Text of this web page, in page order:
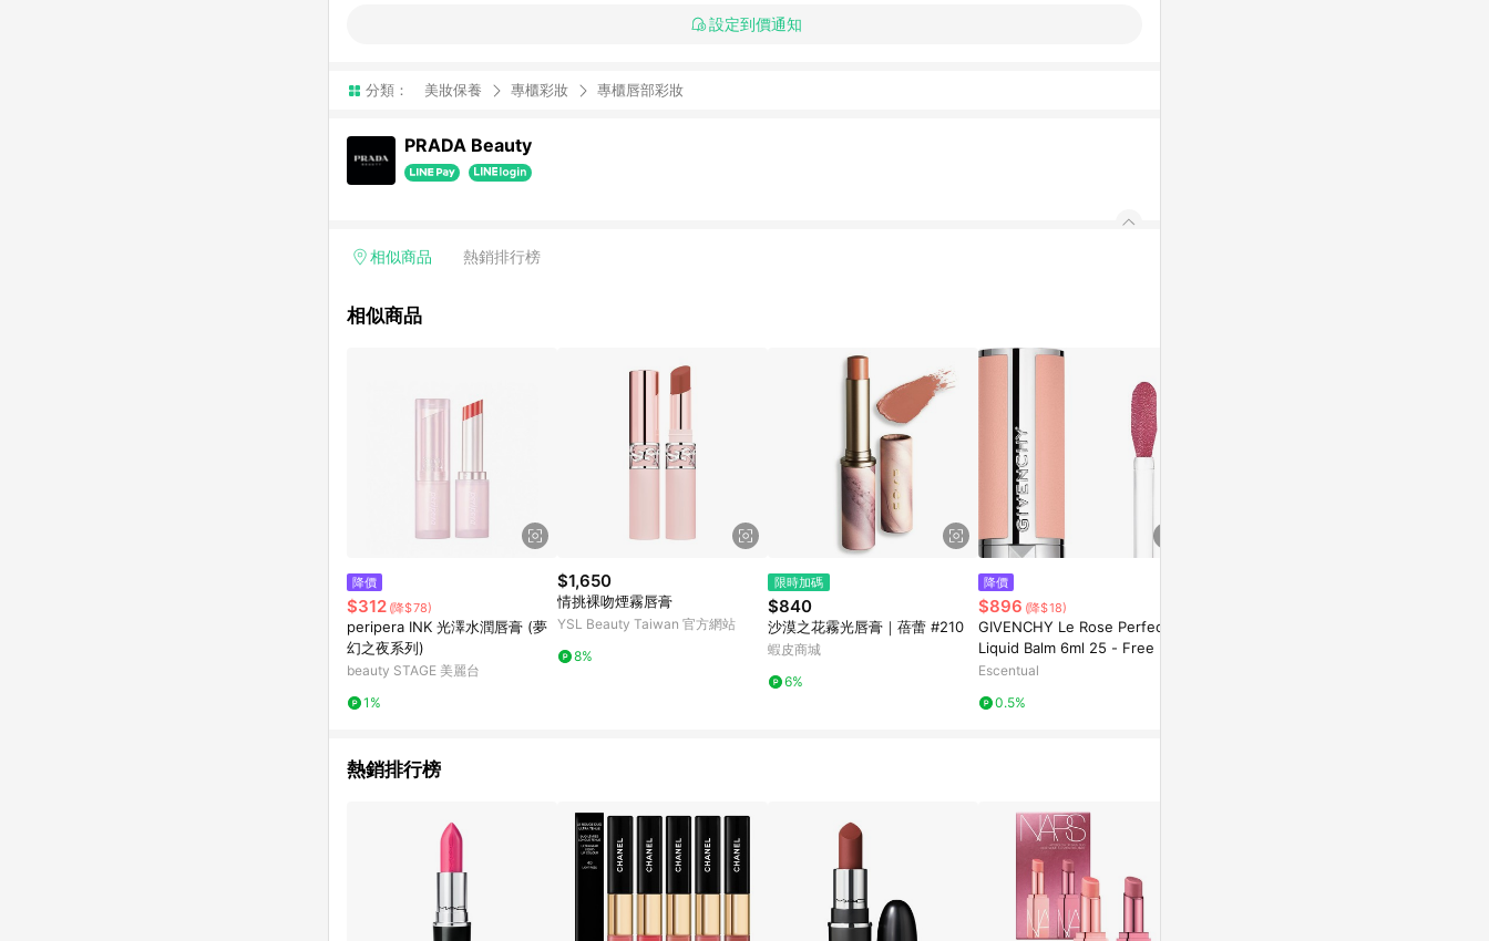
設定到價通知
分類： 美妝保養 專櫃彩妝 專櫃唇部彩妝
PRADA Beauty
相似商品 熱銷排行榜
相似商品
降價
$312 (降$78)
peripera INK 光澤水潤唇膏 (夢
幻之夜系列)
beauty STAGE 美麗台
1%
$1,650
情挑裸吻煙霧唇膏
YSL Beauty Taiwan 官方網站
8%
限時加碼
$840
沙漠之花霧光唇膏｜蓓蕾 #210
蝦皮商城
6%
降價
$896 (降$18)
GIVENCHY Le Rose Perfecto
Liquid Balm 6ml 25 - Free Red
Escentual
0.5%
熱銷排行榜